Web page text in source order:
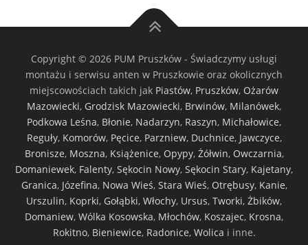
Copyright © 2026 PUM Pruszków - Świadczymy usługi
montażu i serwisu anten w Pruszkowie oraz okolicznych
miejscowościach takich jak Piastów, Pruszków, Ożarów
Mazowiecki, Grodzisk Mazowiecki, Brwinów, Milanówek,
Podkowa Leśna, Błonie, Nadarzyn, Raszyn, Michałowice,
Reguły, Komorów, Pęcice, Parzniew, Duchnice, Jawczyce,
Bronisze, Moszna, Książenice, Opypy, Żółwin, Owczarnia,
Domaniewek, Falenty, Sękocin Nowy, Sękocin Stary, Kajetany,
Granica, Józefina, Nowa Wieś, Stara Wieś, Otrębusy, Kanie,
Urszulin, Koprki, Gołąbki, Włochy, Ursus, Tworki, Żbików,
Domaniew, Wólka Kosowska, Młochów, Koszajec, Krosna,
Rokitno, Bieniewice, Radonice, Wolica i inne.